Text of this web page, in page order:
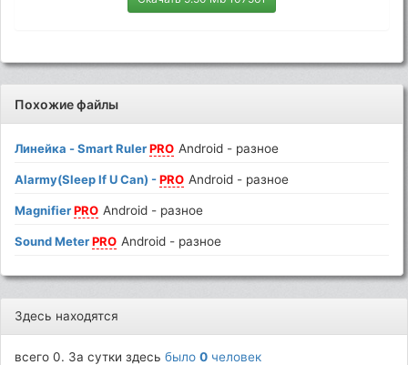
Похожие файлы
Линейка - Smart RulerPRO Android - разное
Alarmy(Sleep If U Can) -PRO Android - разное
MagnifierPRO Android - разное
Sound MeterPRO Android - разное
Здесь находятся
всего 0. За сутки здесьбыло0 человек